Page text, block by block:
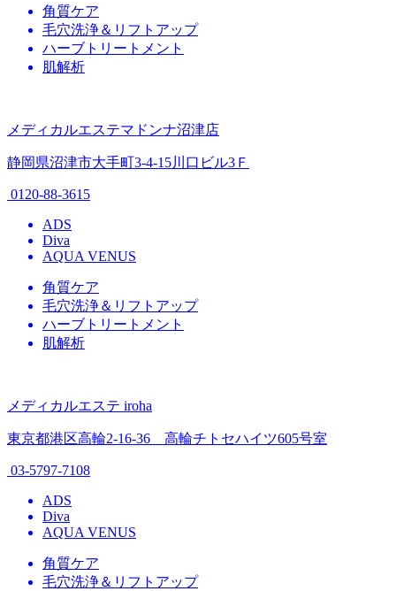
角質ケア
毛穴洗浄＆リフトアップ
ハーブトリートメント
肌解析
メディカルエステマドンナ沼津店
静岡県沼津市大手町3-4-15川口ビル3Ｆ
0120-88-3615
ADS
Diva
AQUA VENUS
角質ケア
毛穴洗浄＆リフトアップ
ハーブトリートメント
肌解析
メディカルエステ iroha
東京都港区高輪2-16-36 高輪チトセハイツ605号室
03-5797-7108
ADS
Diva
AQUA VENUS
角質ケア
毛穴洗浄＆リフトアップ